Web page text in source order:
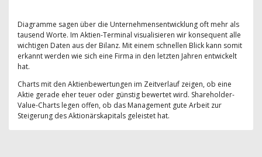
Diagramme sagen über die Unternehmensentwicklung oft mehr als
tausend Worte. Im Aktien-Terminal visualisieren wir konsequent alle
wichtigen Daten aus der Bilanz. Mit einem schnellen Blick kann somit
erkannt werden wie sich eine Firma in den letzten Jahren entwickelt
hat.
Charts mit den Aktienbewertungen im Zeitverlauf zeigen, ob eine
Aktie gerade eher teuer oder günstig bewertet wird. Shareholder-
Value-Charts legen offen, ob das Management gute Arbeit zur
Steigerung des Aktionärskapitals geleistet hat.